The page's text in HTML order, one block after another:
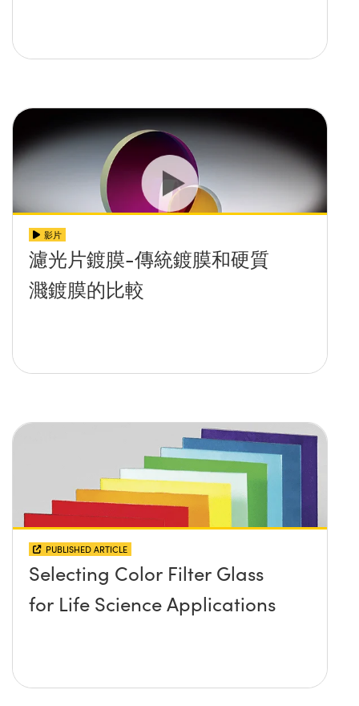
影片
濾光片鍍膜-傳統鍍膜和硬質
濺鍍膜的比較
PUBLISHED ARTICLE
Selecting Color Filter Glass
for Life Science Applications